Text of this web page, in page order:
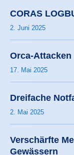
CORAS
2. Juni 2025
Orca-Attacken
17. Mai 2025
Dreifache
2. Mai 2025
Verschärfte
Gewässern